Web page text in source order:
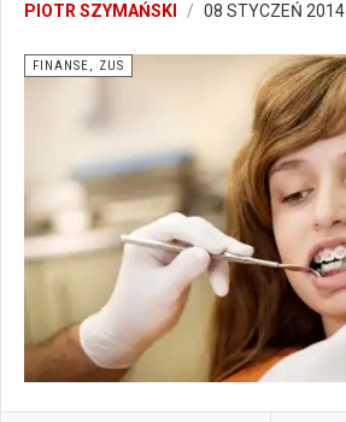
PIOTR SZYMAŃSKI 08 STYCZEŃ 2014
FINANSE, ZUS